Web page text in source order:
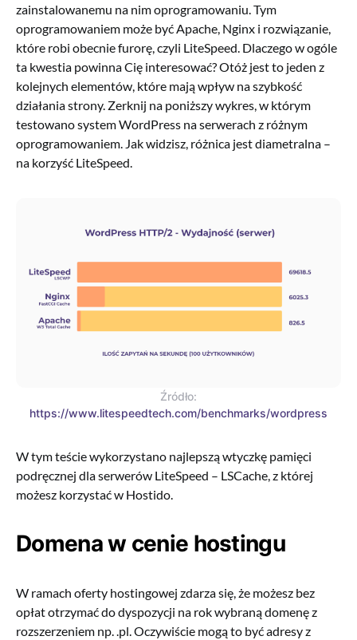
zainstalowanemu na nim oprogramowaniu. Tym
oprogramowaniem może być Apache, Nginx i rozwiązanie,
które robi obecnie furorę, czyli LiteSpeed. Dlaczego w ogóle
ta kwestia powinna Cię interesować? Otóż jest to jeden z
kolejnych elementów, które mają wpływ na szybkość
działania strony. Zerknij na poniższy wykres, w którym
testowano system WordPress na serwerach z różnym
oprogramowaniem. Jak widzisz, różnica jest diametralna –
na korzyść LiteSpeed.
Źródło:
https://www.litespeedtech.com/benchmarks/wordpress
W tym teście wykorzystano najlepszą wtyczkę pamięci
podręcznej dla serwerów LiteSpeed – LSCache, z której
możesz korzystać w Hostido.
Domena w cenie hostingu
W ramach oferty hostingowej zdarza się, że możesz bez
opłat otrzymać do dyspozycji na rok wybraną domenę z
rozszerzeniem np. .pl. Oczywiście mogą to być adresy z